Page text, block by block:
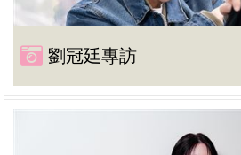
劉冠廷專訪